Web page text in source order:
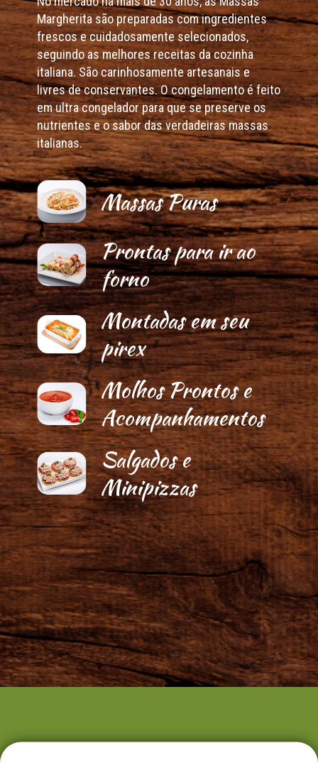
Margherita são preparadas com ingredientes
frescos e cuidadosamente selecionados,
seguindo as melhores receitas da cozinha
italiana. São carinhosamente artesanais e
livres de conservantes. O congelamento é feito
em ultra congelador para que se preserve os
nutrientes e o sabor das verdadeiras massas
italianas.
Massas Puras
Prontas para ir ao
forno
Montadas em seu
pirex
Molhos Prontos e
Acompanhamentos
Salgados e
Minipizzas